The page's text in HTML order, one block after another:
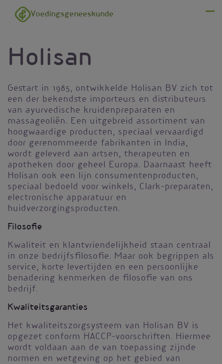
Overslaan en naar de inhoud gaan
Voedingsgeneeskunde
Holisan
Gestart in 1985, ontwikkelde Holisan BV zich tot
een der bekendste importeurs en distributeurs
van ayurvedische kruidenpreparaten en
massageoliën. Een uitgebreid assortiment van
hoogwaardige producten, speciaal vervaardigd
door gerenommeerde fabrikanten in India,
wordt geleverd aan artsen, therapeuten en
apotheken door geheel Europa. Daarnaast heeft
Holisan ook een lijn consumentenproducten,
speciaal bedoeld voor winkels, Clark-preparaten,
electronische apparatuur en
huidverzorgingsproducten.
Filosofie
Kwaliteit en klantvriendelijkheid staan centraal
in onze bedrijfsfilosofie. Maar ook begrippen als
service, korte levertijden en een persoonlijke
benadering kenmerken de filosofie van ons
bedrijf.
Kwaliteitsgaranties
Het kwaliteitszorgsysteem van Holisan BV is
opgezet conform HACCP-voorschriften. Hiermee
wordt voldaan aan de van toepassing zijnde
normen en wetgeving op het gebied van